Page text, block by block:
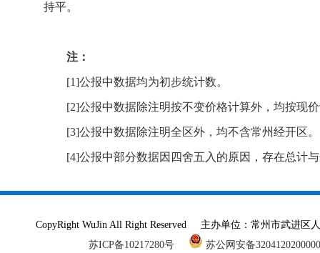
持平。
注：
[1]公报中数据均为初步统计数。
[2]公报中数据除注明按不变价格计算外，均按现
[3]公报中数据除注明全区外，均不含常州经开区。
[4]公报中部分数据因四舍五入的原因，存在总计
CopyRight WuJin All Right Reserved 主办单位：常州市武进
苏ICP备10217280号
苏公网安备